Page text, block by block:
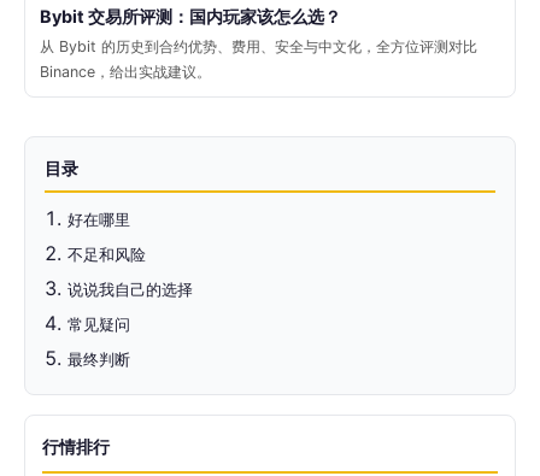
Bybit 交易所评测：国内玩家该怎么选？
从 Bybit 的历史到合约优势、费用、安全与中文化，全方位评测对比
Binance，给出实战建议。
目录
好在哪里
不足和风险
说说我自己的选择
常见疑问
最终判断
行情排行